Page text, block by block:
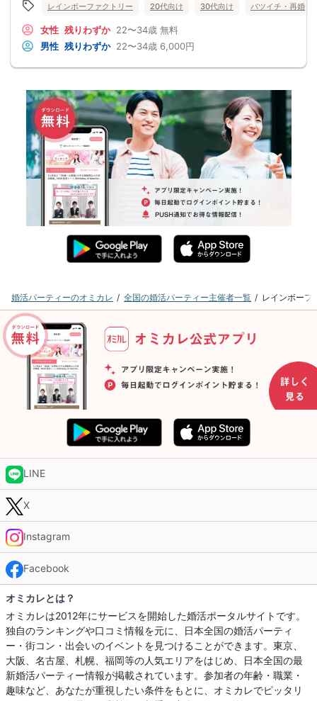
レインボーファクトリー 20代向け 30代向け バツイチ・再婚
女性 残りわずか 22〜34歳 無料
男性 残りわずか 22〜34歳 6,000円
婚活パーティーのオミカレ 全国の婚活パーティー主催者一覧 レインボーフ
LINE
X
Instagram
Facebook
オミカレとは？
オミカレは2012年にサービスを開始した婚活ポータルサイトです。
独自のランキングや口コミ情報を元に、日本全国の婚活パーティ
ー・街コン・出会いのイベントを見つけることができます。東京、
大阪、名古屋、札幌、福岡等の人気エリアをはじめ、日本全国の最
新婚活パーティー情報が掲載されています。参加者の年齢・職業・
趣味など、あなたが重視したい条件をもとに、オミカレでピッタリ